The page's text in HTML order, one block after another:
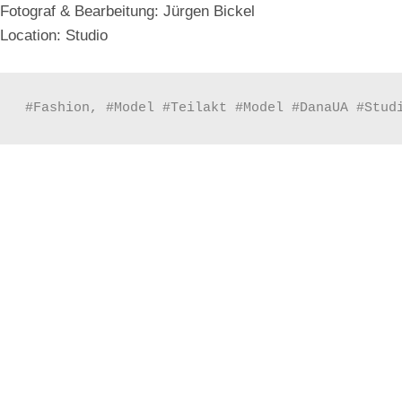
:
Fotograf & Bearbeitung: Jürgen Bickel
Location: Studio
#Fashion, #Model #Teilakt #Model #DanaUA